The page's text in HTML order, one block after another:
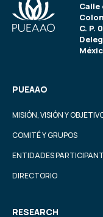
C. P.
PUEAAO
MISIÓN, VISIÓN Y
COMITÉ Y GRUPOS
ENTIDADES
DIRECTORIO
RESEARCH